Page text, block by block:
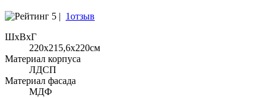
5 | 1отзыв
ШхВхГ
220x215,6х220см
Материал корпуса
ЛДСП
Материал фасада
МДФ